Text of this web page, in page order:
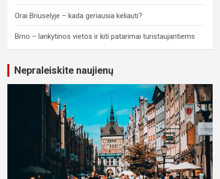
Orai Briuselyje – kada geriausia keliauti?
Brno – lankytinos vietos ir kiti patarimai turistaujantiems
Nepraleiskite naujienų